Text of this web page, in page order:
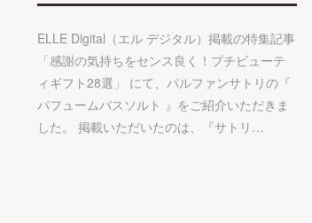
ELLE Digital（エル デジタル）掲載の特集記事
「感謝の気持ちをセンス良く！プチビューテ
ィギフト28選」 にて、パルファンサトリの『
パフュームバスソルト 』をご紹介いただきま
した。 掲載いただいたのは、『サトリ…